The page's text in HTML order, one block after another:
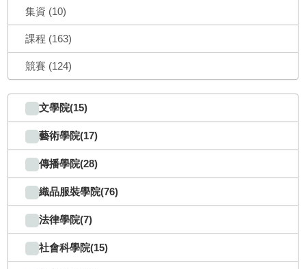
集資 (10)
課程 (163)
競賽 (124)
文學院(15)
藝術學院(17)
傳播學院(28)
織品服裝學院(76)
法律學院(7)
社會科學院(15)